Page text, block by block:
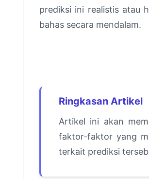
prediksi ini realistis atau
bahas secara mendalam.
Ringkasan Artikel
Artikel ini akan
faktor-faktor yang
terkait prediksi